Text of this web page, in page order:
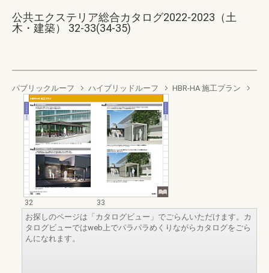
公共エクステリア総合カタログ2022-2023（土
木・建築） 32-33(34-35)
パブリックルーフ ハイブリッドルーフ HBR-HA 施工プラン
32
33
お探しのページは「カタログビュー」でごらんいただけます。カ
タログビューではweb上でパラパラめくりながらカタログをごら
んになれます。